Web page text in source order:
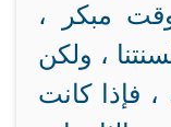
مبكر ،
، ولكن
، فإذا كانت